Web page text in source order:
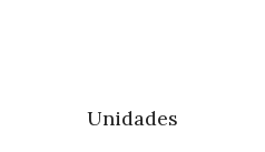
Unidades